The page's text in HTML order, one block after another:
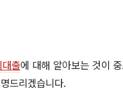
출에 대해 알아보는 것이
드리겠습니다.